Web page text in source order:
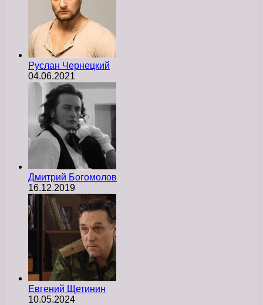
Руслан Чернецкий
04.06.2021
Дмитрий Богомолов
16.12.2019
Евгений Щетинин
10.05.2024